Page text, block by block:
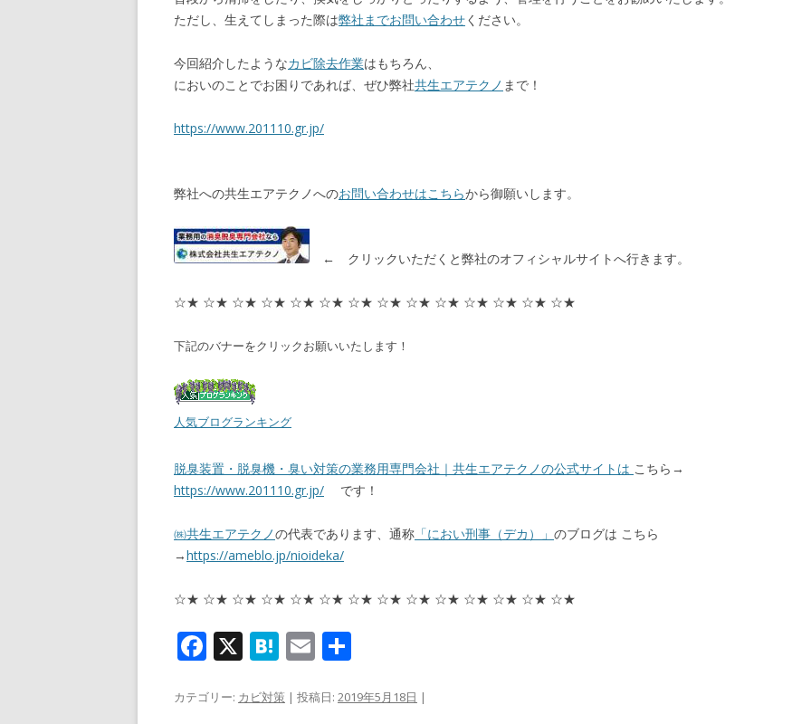
ただし、生えてしまった際は弊社までお問い合わせください。
今回紹介したようなカビ除去作業はもちろん、
においのことでお困りであれば、ぜひ弊社共生エアテクノ まで！
https://www.201110.gr.jp/
弊社への共生エアテクノへのお問い合わせはこちらから御願いします。
← クリックいただくと弊社のオフィシャルサイトへ行きます。
☆★ ☆★ ☆★ ☆★ ☆★ ☆★ ☆★ ☆★ ☆★ ☆★ ☆★ ☆★ ☆★ ☆★
下記のバナーをクリックお願いいたします！
人気ブログランキング
脱臭装置・脱臭機・臭い対策の業務用専門会社｜共生エアテクノの公式サイトは こちら→
https://www.201110.gr.jp/ です！
㈱共生エアテクノの代表であります、通称 「におい刑事（デカ）」 のブログは こちら
→https://ameblo.jp/nioideka/
☆★ ☆★ ☆★ ☆★ ☆★ ☆★ ☆★ ☆★ ☆★ ☆★ ☆★ ☆★ ☆★ ☆★
F
ac
e
X H
at
e
E
m
ai
カテゴリー: カビ対策 | 投稿日: 2019年5月18日 |